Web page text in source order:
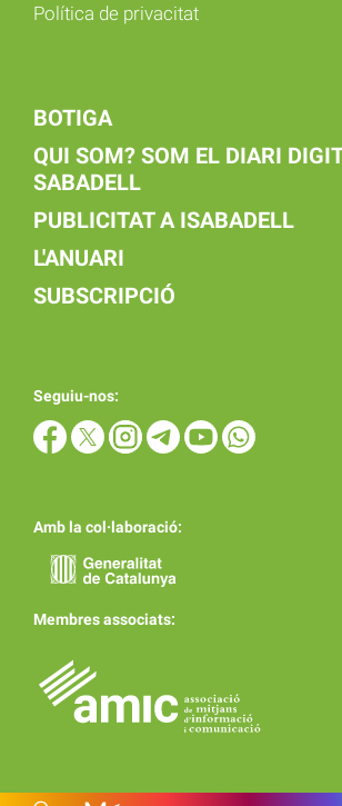
Política de privacitat
BOTIGA
QUI SOM? SOM EL DIARI
SABADELL
PUBLICITAT A ISABADELL
L'ANUARI
SUBSCRIPCIÓ
Seguiu-nos:
Amb la col·laboració:
Membres associats: